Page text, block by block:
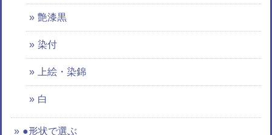
艶漆黒
染付
上絵・染錦
白
●形状で選ぶ